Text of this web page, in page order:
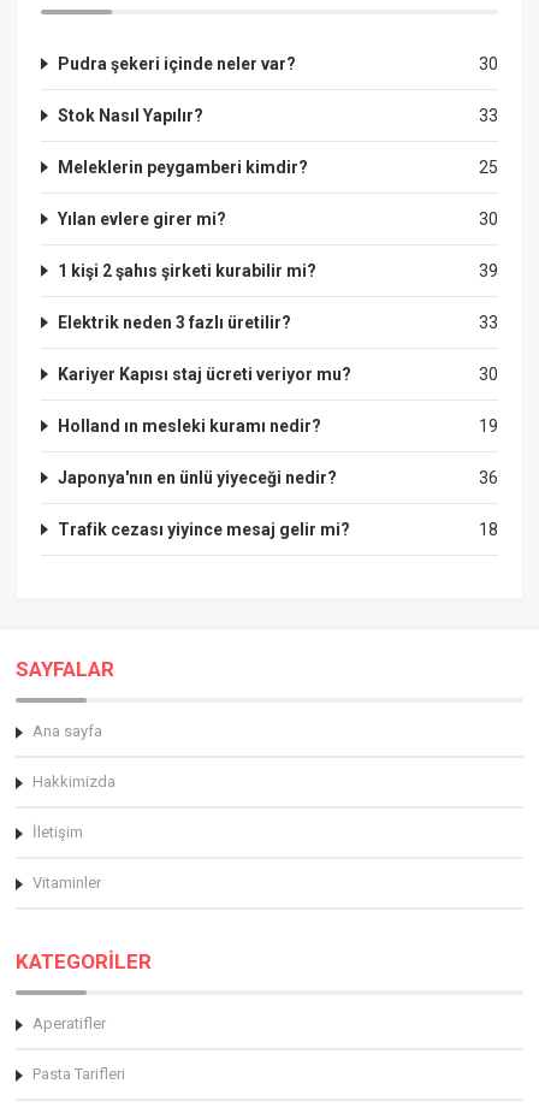
30
Pudra şekeri içinde neler var?
33
Stok Nasıl Yapılır?
25
Meleklerin peygamberi kimdir?
30
Yılan evlere girer mi?
39
1 kişi 2 şahıs şirketi kurabilir mi?
33
Elektrik neden 3 fazlı üretilir?
30
Kariyer Kapısı staj ücreti veriyor mu?
19
Holland ın mesleki kuramı nedir?
36
Japonya'nın en ünlü yiyeceği nedir?
18
Trafik cezası yiyince mesaj gelir mi?
SAYFALAR
Ana sayfa
Hakkimizda
İletişim
Vitaminler
KATEGORİLER
Aperatifler
Pasta Tarifleri